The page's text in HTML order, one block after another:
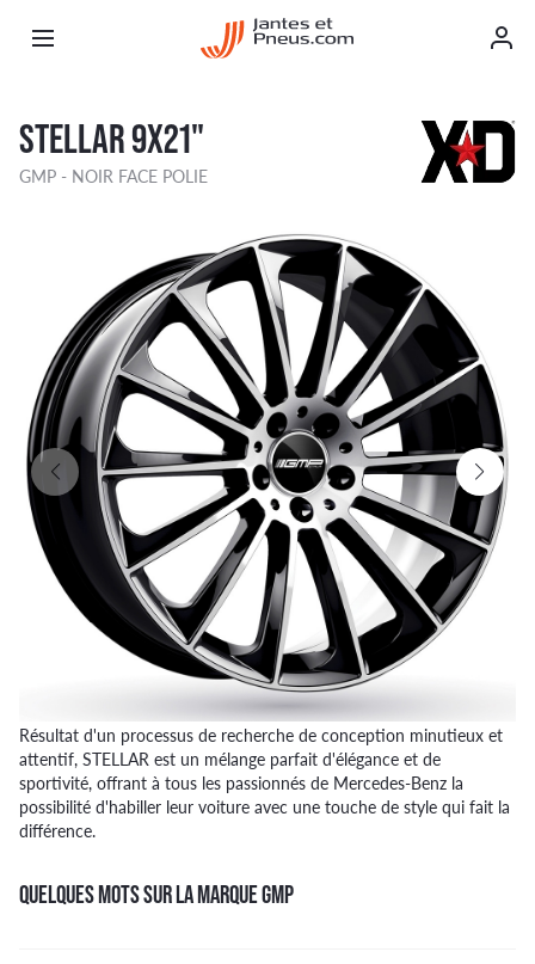
STELLAR 9X21"
GMP - NOIR FACE POLIE
Résultat d'un processus de recherche de conception minutieux et
attentif, STELLAR est un mélange parfait d'élégance et de
sportivité, offrant à tous les passionnés de Mercedes-Benz la
possibilité d'habiller leur voiture avec une touche de style qui fait la
différence.
QUELQUES MOTS SUR LA MARQUE GMP